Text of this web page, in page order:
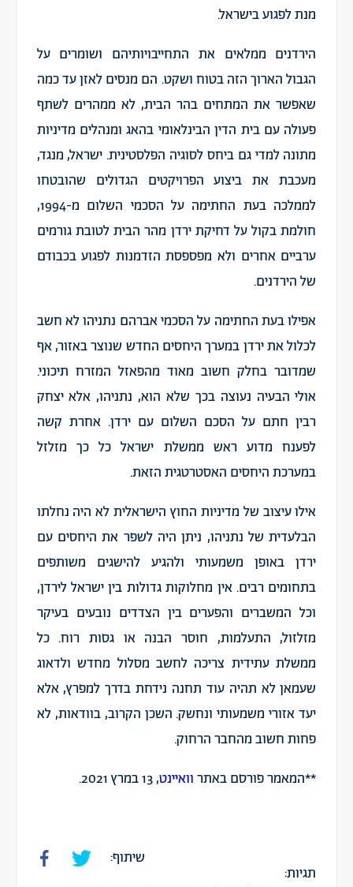
מנת לפגוע בישראל.
הירדנים ממלאים את התחייבויותיהם ושומרים על
הגבול הארוך הזה בטוח ושקט. הם מנסים לאזן עד כמה
שאפשר את המתחים בהר הבית, לא ממהרים לשתף
פעולה עם בית הדין הבינלאומי בהאג ומנהלים מדיניות
מתונה למדי גם ביחס לסוגיה הפלסטינית. ישראל, מנגד,
מעכבת את ביצוע הפרויקטים הגדולים שהובטחו
לממלכה בעת החתימה על הסכמי השלום מ-1994,
חולמת בקול על דחיקת ירדן מהר הבית לטובת גורמים
ערביים אחרים ולא מפספסת הזדמנות לפגוע בכבודם
של הירדנים.
אפילו בעת החתימה על הסכמי אברהם נתניהו לא חשב
לכלול את ירדן במערך היחסים החדש שנוצר באזור, אף
שמדובר בחלק חשוב מאוד מהפאזל המזרח תיכוני.
אולי הבעיה נעוצה בכך שלא הוא, נתניהו, אלא יצחק
רבין חתם על הסכם השלום עם ירדן. אחרת קשה
לפענח מדוע ראש ממשלת ישראל כל כך מזלזל
במערכת היחסים האסטרטגית הזאת.
אילו עיצוב של מדיניות החוץ הישראלית לא היה נחלתו
הבלעדית של נתניהו, ניתן היה לשפר את היחסים עם
ירדן באופן משמעותי ולהגיע להישגים משותפים
בתחומים רבים. אין מחלוקות גדולות בין ישראל לירדן,
וכל המשברים והפערים בין הצדדים נובעים בעיקר
מזלזול, התעלמות, חוסר הבנה או גסות רוח. כל
ממשלת עתידית צריכה לחשב מסלול מחדש ולדאוג
שעמאן לא תהיה עוד תחנה נידחת בדרך למפרץ, אלא
יעד אזורי משמעותי ונחשק. השכן הקרוב, בוודאות, לא
פחות חשוב מהחבר הרחוק.
**המאמר פורסם באתר וואיינט, 13 במרץ 2021.
שיתוף:
תגיות: